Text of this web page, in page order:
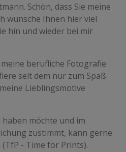
Schön, dass Sie meine
wünsche Ihnen hier viel
hin und wieder bei mir
berufliche Fotografie
seit dem nur zum Spaß
Lieblingsmotive
möchte und im
zustimmt, kann gerne
- Time for Prints).